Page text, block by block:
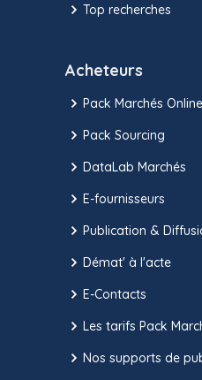
Top recherches
Acheteurs
Pack Marchés Online
Pack Sourcing
DataLab Marchés
E-fournisseurs
Publication &
Démat' à l'acte
E-Contacts
Les tarifs Pack
Nos supports de